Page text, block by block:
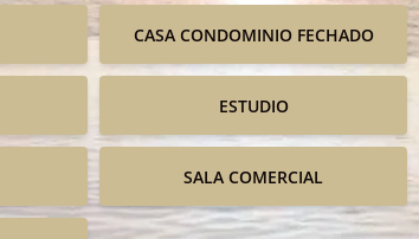
CASA CONDOMINIO FECHADO
ESTUDIO
SALA COMERCIAL